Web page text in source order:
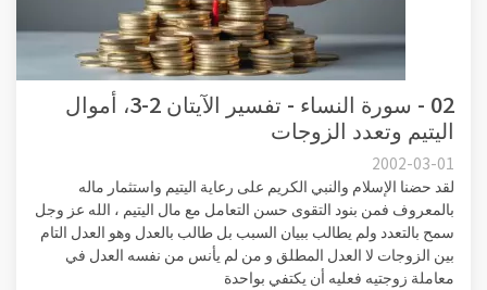
02 - سورة النساء - تفسير الآيتان 2-3، أموال
اليتيم وتعدد الزوجات
2002-03-01
لقد حضنا الإسلام والنبي الكريم على رعاية اليتيم واستثمار ماله
بالمعروف فمن بنود التقوى حسن التعامل مع مال اليتيم ، الله عز وجل
سمح بالتعدد ولم يطالب ببيان السبب بل طالب بالعدل وهو العدل التام
بين الزوجات لا العدل المطلق و من لم يأنس من نفسه العدل في
معاملة زوجتيه فعليه أن يكتفي بواحدة